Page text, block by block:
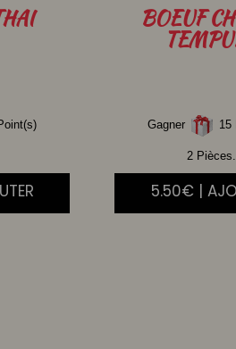
BOEUF
Gagner 15
2 Pièces.
5.50€ |